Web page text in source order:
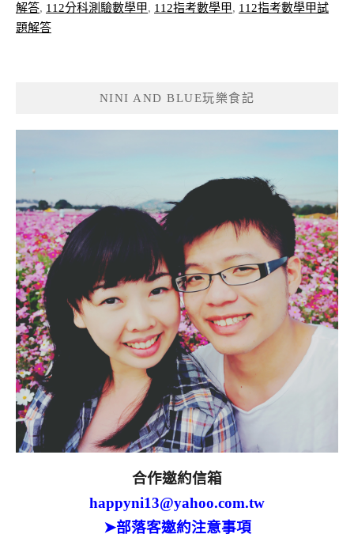
解答, 112分科測驗數學甲, 112指考數學甲, 112指考數學甲試
題解答
NINI AND BLUE玩樂食記
合作邀約信箱
happyni13@yahoo.com.tw
➤部落客邀約注意事項